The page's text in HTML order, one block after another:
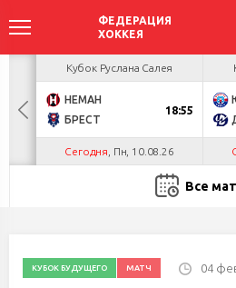
Кубок Руслана Салея
НЕМАН
БРЕСТ
18:55
Сегодня , Пн, 10.08.26
Все
КУБОК БУДУЩЕГО МАТЧ 04